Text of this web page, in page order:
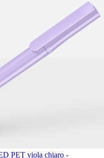
PET viola chiaro -